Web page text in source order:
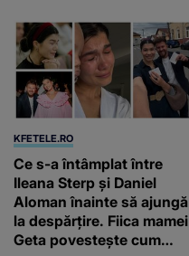
KFETELE.RO
Ce s-a întâmplat între
Ileana Sterp și Daniel
Aloman înainte să ajungă
la despărțire. Fiica mamei
Geta povestește cum